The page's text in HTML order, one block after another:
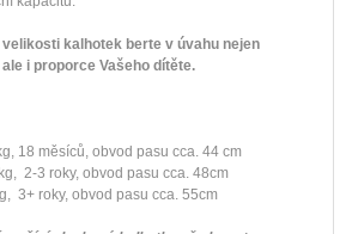
kalhotek berte v úvahu nejen
i proporce Vašeho dítěte.
18 měsíců, obvod pasu cca. 44 cm
2-3 roky, obvod pasu cca. 48cm
3+ roky, obvod pasu cca. 55cm